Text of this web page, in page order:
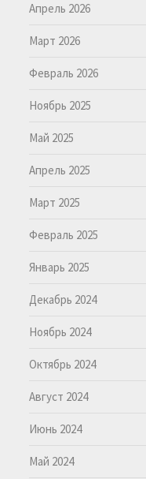
Апрель 2026
Март 2026
Февраль 2026
Ноябрь 2025
Май 2025
Апрель 2025
Март 2025
Февраль 2025
Январь 2025
Декабрь 2024
Ноябрь 2024
Октябрь 2024
Август 2024
Июнь 2024
Май 2024